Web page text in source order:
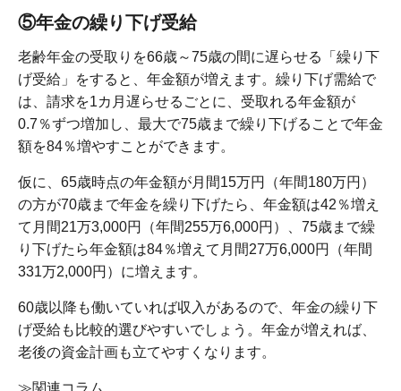
⑤年金の繰り下げ受給
老齢年金の受取りを66歳～75歳の間に遅らせる「繰り下
げ受給」をすると、年金額が増えます。繰り下げ需給で
は、請求を1カ月遅らせるごとに、受取れる年金額が
0.7％ずつ増加し、最大で75歳まで繰り下げることで年金
額を84％増やすことができます。
仮に、65歳時点の年金額が月間15万円（年間180万円）
の方が70歳まで年金を繰り下げたら、年金額は42％増え
て月間21万3,000円（年間255万6,000円）、75歳まで繰
り下げたら年金額は84％増えて月間27万6,000円（年間
331万2,000円）に増えます。
60歳以降も働いていれば収入があるので、年金の繰り下
げ受給も比較的選びやすいでしょう。年金が増えれば、
老後の資金計画も立てやすくなります。